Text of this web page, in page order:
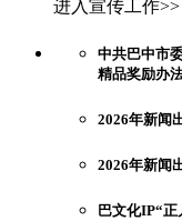
进入宣传工作>>
中共巴中市
精品奖励办
2026年新闻
2026年新闻
巴文化IP“